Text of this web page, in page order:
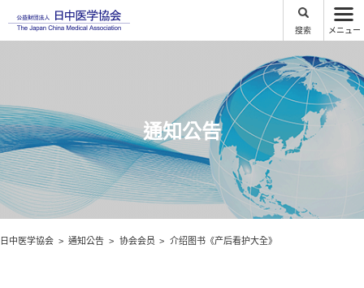
搜索 メニュー
通知公告
日中医学協会 通知公告 协会会员 介绍图书《产后看护大全》